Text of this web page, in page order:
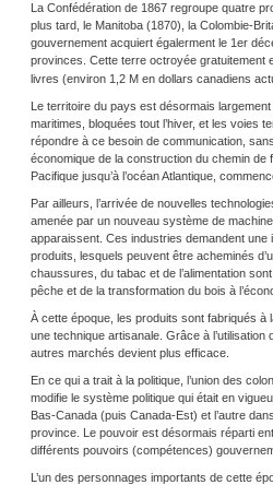
La Confédération de 1867 regroupe quatre
plus tard, le Manitoba (1870), la Colombie-
gouvernement acquiert égalerment le 1er
provinces. Cette terre octroyée gratuitement
livres (environ 1,2 M en dollars canadiens
Le territoire du pays est désormais
maritimes, bloquées tout l’hiver, et les voies
répondre à ce besoin de communication,
économique de la construction du chemin de
Pacifique jusqu’à l’océan Atlantique,
Par ailleurs, l’arrivée de nouvelles
amenée par un nouveau système de
apparaissent. Ces industries demandent
produits, lesquels peuvent être acheminés
chaussures, du tabac et de l’alimentation
pêche et de la transformation du bois à
À cette époque, les produits sont fabriqués
une technique artisanale. Grâce à
autres marchés devient plus efficace.
En ce qui a trait à la politique, l’union des
modifie le système politique qui était en
Bas-Canada (puis Canada-Est) et l’autre
province. Le pouvoir est désormais réparti
différents pouvoirs (compétences)
L’un des personnages importants de cette